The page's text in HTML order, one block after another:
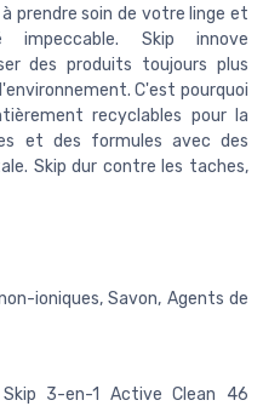
prendre soin de votre linge et
Skip innove
des produits toujours plus
C'est pourquoi
recyclables pour la
et des formules avec des
Skip dur contre les taches,
ioniques, Savon, Agents de
3-en-1 Active Clean 46